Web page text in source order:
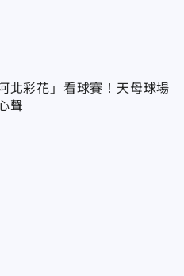
北彩花」看球賽！天母球場
聲